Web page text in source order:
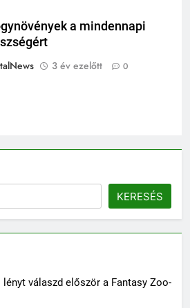
a mindennapi
3 év ezelőtt 0
KERESÉS
válaszd először a Fantasy Zoo-